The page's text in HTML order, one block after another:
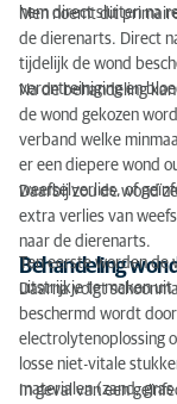
hem direct sluiten na
Men noemt dit
de dierenarts. Direct
tijdelijk de wond
verontreiniging en
Na de behandeling
de wond gekozen
verband welke
er een diepere wond
weefselverlies, of
Daarbij zou de wond
extra verlies van
naar de dierenarts.
Behandeling
Ten eerste worden de
uitstrijkje te maken
Daarna volgt
beschermd wordt
electrolytenoplossing
losse niet-vitale
materialen (zand,
In geval van een